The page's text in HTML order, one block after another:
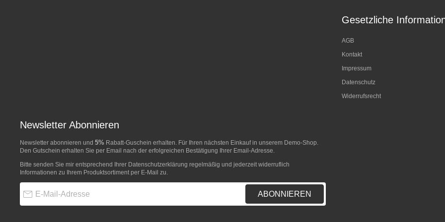
Gesetzliche
AGB
Kontakt
Impressum
Datenschutz
Widerrufsrecht
Newsletter Abonnieren
Newsletter abonnieren und 5% Rabatt-Guschein erhalten. Für Ihren nächsten Einkauf in unserem Demo-Shop.
Den Gutschein erhalten Sie per Email nach der erfolgreichen Bestätigung Ihrer Email-Adresse.
Bitte senden Sie mir entsprechend Ihrer Datenschutzerklärung regelmäßig und jederzeit widerruflich
Informationen zu Ihrem Produktsortiment per E-Mail zu.
ABONNIEREN